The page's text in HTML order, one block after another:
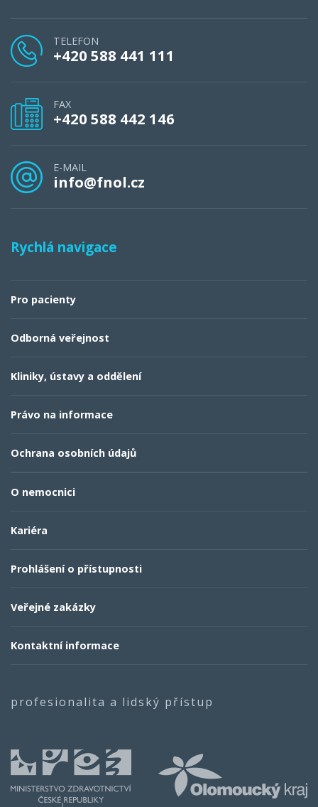
TELEFON
+420 588 441 111
FAX
+420 588 442 146
E-MAIL
info@fnol.cz
Rychlá navigace
Pro pacienty
Odborná veřejnost
Kliniky, ústavy a oddělení
Právo na informace
Ochrana osobních údajů
O nemocnici
Kariéra
Prohlášení o přístupnosti
Veřejné zakázky
Kontaktní informace
profesionalita a lidský přístup